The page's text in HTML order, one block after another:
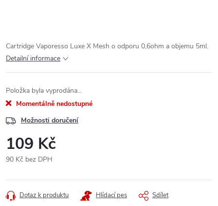
Cartridge Vaporesso Luxe X Mesh o odporu 0,6ohm a objemu 5ml.
Detailní informace
Položka byla vyprodána…
Momentálně nedostupné
Možnosti doručení
109 Kč
90 Kč bez DPH
cena:
Dotaz k produktu Hlídací pes Sdílet